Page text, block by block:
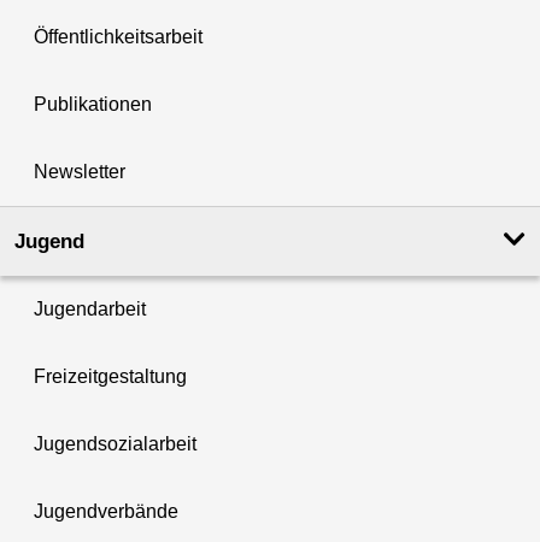
Öffentlichkeitsarbeit
Publikationen
Newsletter
Jugend
Jugendarbeit
Freizeitgestaltung
Jugendsozialarbeit
Jugendverbände